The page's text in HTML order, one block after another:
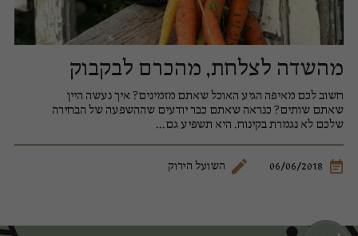
מהשדה לצלחת, מהכרם לבקבוק
חשוב לכם מאיפה הגיע האוכל שאתם מזמינים? איך נעשה היין
שאתם שותים? כנראה שאתם כבר יודעים שההשפעה של הבחירה
שלכם לא נגמרת בקינוח. היא תשפיע גם...
06/06/2018 השועל הירוק